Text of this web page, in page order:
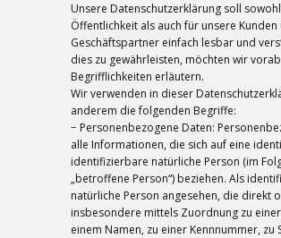
Unsere Datenschutzerklärung soll
Öffentlichkeit als auch für unsere Kunden
Geschäftspartner einfach lesbar und
dies zu gewährleisten, möchten wir
Begrifflichkeiten erläutern.
Wir verwenden in dieser
anderem die folgenden Begriffe:
− Personenbezogene Daten:
alle Informationen, die sich auf eine
identifizierbare natürliche Person (im
„betroffene Person“) beziehen. Als
natürliche Person angesehen, die direkt
insbesondere mittels Zuordnung zu
einem Namen, zu einer Kennnummer, zu